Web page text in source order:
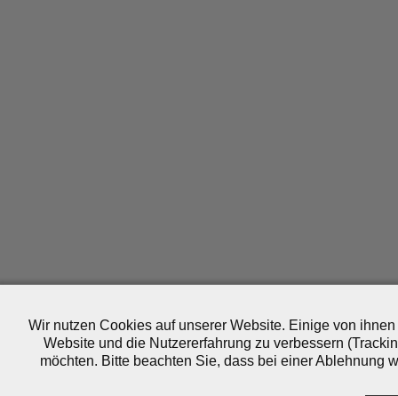
Wir nutzen Cookies auf unserer Website. Einige von
Website und die Nutzererfahrung zu verbessern
möchten. Bitte beachten Sie, dass bei einer Ablehnung